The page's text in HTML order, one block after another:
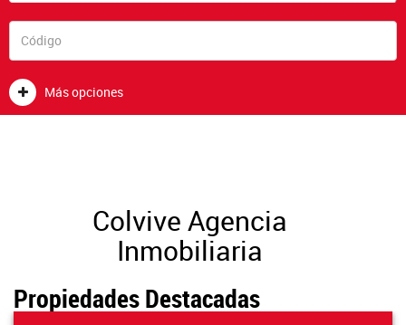
Más opciones
Colvive Agencia
Inmobiliaria
Propiedades Destacadas